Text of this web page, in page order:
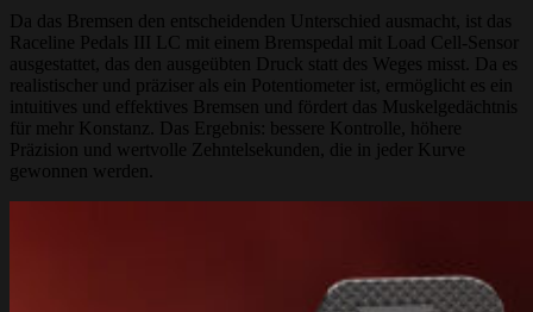
Da das Bremsen den entscheidenden Unterschied ausmacht, ist das
Raceline Pedals III LC mit einem Bremspedal mit Load Cell-Sensor
ausgestattet, das den ausgeübten Druck statt des Weges misst. Da es
realistischer und präziser als ein Potentiometer ist, ermöglicht es ein
intuitives und effektives Bremsen und fördert das Muskelgedächtnis
für mehr Konstanz. Das Ergebnis: bessere Kontrolle, höhere
Präzision und wertvolle Zehntelsekunden, die in jeder Kurve
gewonnen werden.